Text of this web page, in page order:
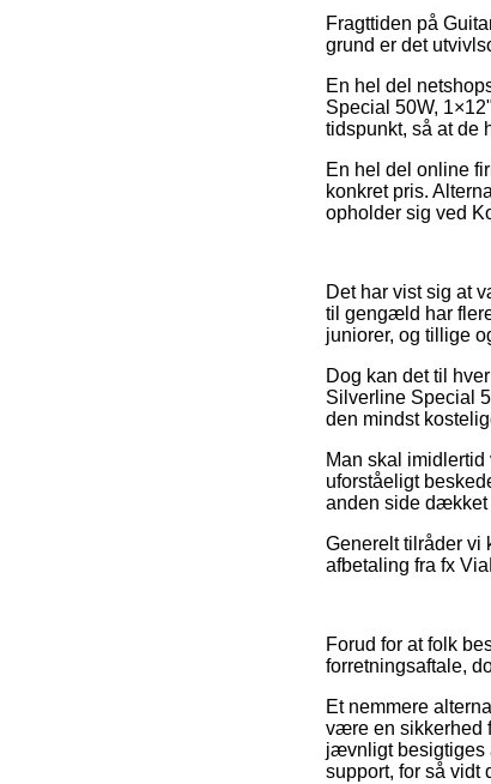
Fragttiden på
grund er det
En hel del
Special 50W,
tidspunkt, så at de
En hel del online
konkret pris.
opholder sig ved
Det har vist sig at
til gengæld har
juniorer, og tillige
Dog kan det til
Silverline Special
den mindst
Man skal
uforståeligt
anden side dækket
Generelt tilråder vi
afbetaling fra fx
Forud for at folk
forretningsaftale,
Et nemmere
være en sikkerhed
jævnligt besigtiges
support, for så vidt